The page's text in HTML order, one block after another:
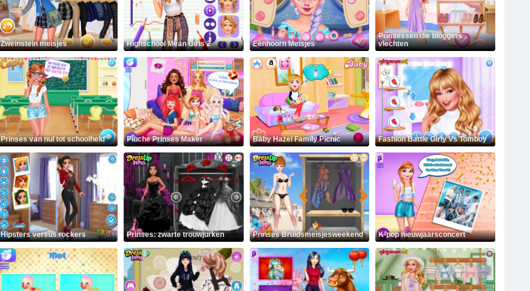
Zweinstein meisjes Highschool Mean Girls 2 Eenhoorn Meisjes
Prinsessen die bloggers
vlechten
Prinses van nul tot schoolheld Pluche Prinses Maker Baby Hazel Family Picnic Fashion Battle Girly Vs Tomboy
Hipsters versus rockers Prinses: zwarte trouwjurken Prinses Bruidsmeisjesweekend K-pop nieuwjaarsconcert